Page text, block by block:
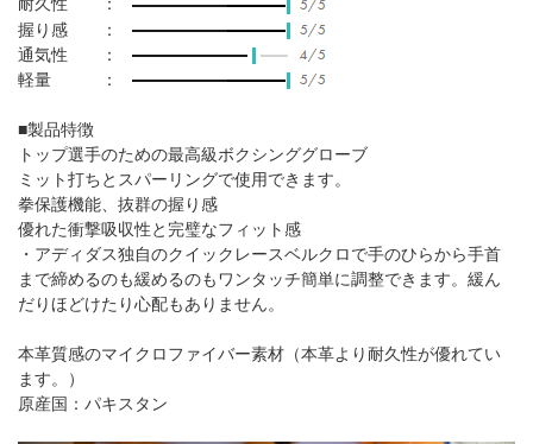
耐久性 ：
握り感 ：
通気性 ：
軽量 ：
■製品特徴
トップ選手のための最高級ボクシンググローブ
ミット打ちとスパーリングで使用できます。
拳保護機能、抜群の握り感
優れた衝撃吸収性と完璧なフィット感
・アディダス独自のクイックレースベルクロで手のひらから手首
まで締めるのも緩めるのもワンタッチ簡単に調整できます。緩ん
だりほどけたり心配もありません。
本革質感のマイクロファイバー素材（本革より耐久性が優れてい
ます。）
原産国：パキスタン